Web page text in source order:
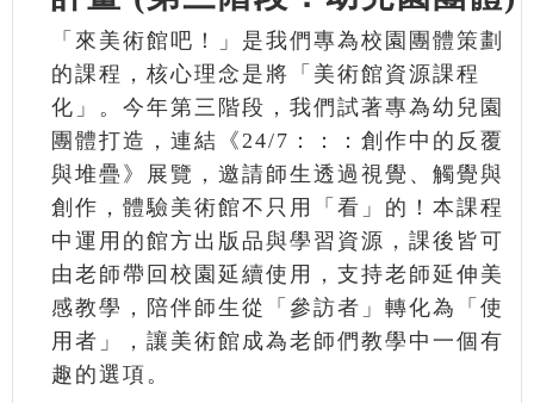
「來美術館吧！」是我們專為校園團體策劃
的課程，核心理念是將「美術館資源課程
化」。今年第三階段，我們試著專為幼兒園
團體打造，連結《24/7：：：創作中的反覆
與堆疊》展覽，邀請師生透過視覺、觸覺與
創作，體驗美術館不只用「看」的！本課程
中運用的館方出版品與學習資源，課後皆可
由老師帶回校園延續使用，支持老師延伸美
感教學，陪伴師生從「參訪者」轉化為「使
用者」，讓美術館成為老師們教學中一個有
趣的選項。